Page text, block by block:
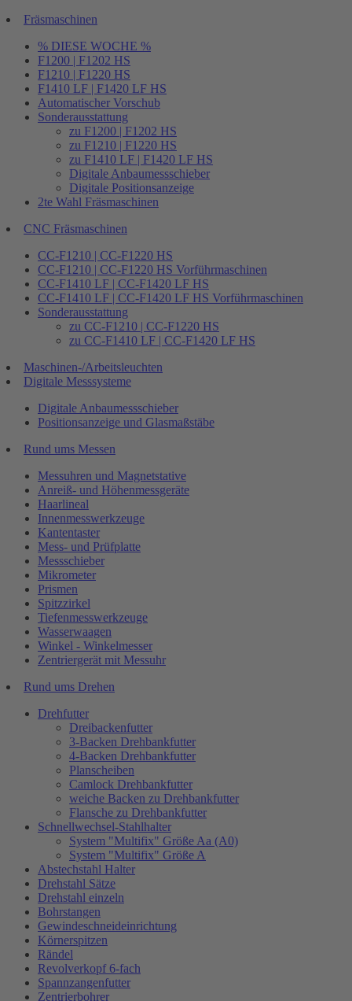
Fräsmaschinen
% DIESE WOCHE %
F1200 | F1202 HS
F1210 | F1220 HS
F1410 LF | F1420 LF HS
Automatischer Vorschub
Sonderausstattung
zu F1200 | F1202 HS
zu F1210 | F1220 HS
zu F1410 LF | F1420 LF HS
Digitale Anbaumessschieber
Digitale Positionsanzeige
2te Wahl Fräsmaschinen
CNC Fräsmaschinen
CC-F1210 | CC-F1220 HS
CC-F1210 | CC-F1220 HS Vorführmaschinen
CC-F1410 LF | CC-F1420 LF HS
CC-F1410 LF | CC-F1420 LF HS Vorführmaschinen
Sonderausstattung
zu CC-F1210 | CC-F1220 HS
zu CC-F1410 LF | CC-F1420 LF HS
Maschinen-/Arbeitsleuchten
Digitale Messsysteme
Digitale Anbaumessschieber
Positionsanzeige und Glasmaßstäbe
Rund ums Messen
Messuhren und Magnetstative
Anreiß- und Höhenmessgeräte
Haarlineal
Innenmesswerkzeuge
Kantentaster
Mess- und Prüfplatte
Messschieber
Mikrometer
Prismen
Spitzzirkel
Tiefenmesswerkzeuge
Wasserwaagen
Winkel - Winkelmesser
Zentriergerät mit Messuhr
Rund ums Drehen
Drehfutter
Dreibackenfutter
3-Backen Drehbankfutter
4-Backen Drehbankfutter
Planscheiben
Camlock Drehbankfutter
weiche Backen zu Drehbankfutter
Flansche zu Drehbankfutter
Schnellwechsel-Stahlhalter
System "Multifix" Größe Aa (A0)
System "Multifix" Größe A
Abstechstahl Halter
Drehstahl Sätze
Drehstahl einzeln
Bohrstangen
Gewindeschneideinrichtung
Körnerspitzen
Rändel
Revolverkopf 6-fach
Spannzangenfutter
Zentrierbohrer